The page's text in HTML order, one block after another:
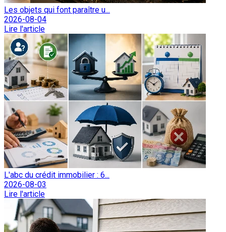
Les objets qui font paraître u...
2026-08-04
Lire l'article
L'abc du crédit immobilier : 6...
2026-08-03
Lire l'article